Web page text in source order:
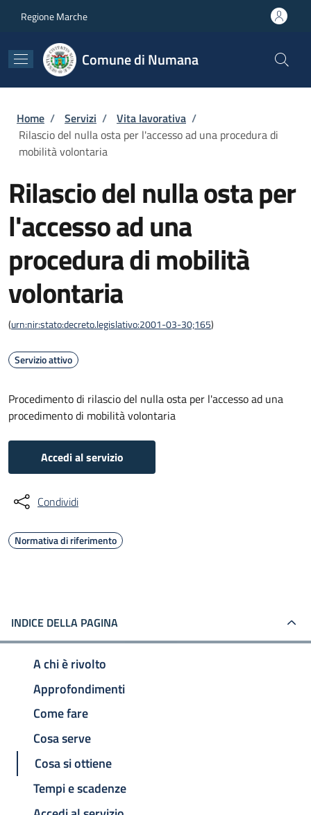
Regione Marche
Comune di Numana
Briciole di pane
Home / Servizi / Vita lavorativa /
Rilascio del nulla osta per l'accesso ad una procedura di
mobilità volontaria
Rilascio del nulla osta per
l'accesso ad una
procedura di mobilità
volontaria
(urn:nir:stato:decreto.legislativo:2001-03-30;165)
Servizio attivo
Procedimento di rilascio del nulla osta per l'accesso ad una
procedimento di mobilità volontaria
Accedi al servizio
Condividi
Normativa di riferimento
INDICE DELLA PAGINA
A chi è rivolto
Approfondimenti
Come fare
Cosa serve
Cosa si ottiene
Tempi e scadenze